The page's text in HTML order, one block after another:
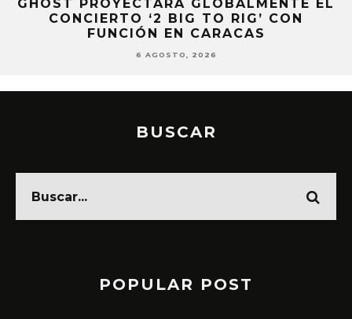
KAROL G PRESENTA TRACKLIST DE SU
ÁLBUM ‘NO ME ARREPIENTO DE SENTIR
TANTO’
6 AGOSTO, 2026
BUSCAR
POPULAR POST